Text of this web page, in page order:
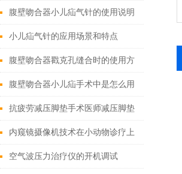
腹壁吻合器小儿疝气针的使用说明
小儿疝气针的应用场景和特点
腹壁吻合器戳克孔缝合时的使用方
法
腹壁吻合器小儿疝手术中是怎么用
的
抗疲劳减压脚垫手术医师减压脚垫
的特点
内窥镜摄像机技术在小动物诊疗上
的应用有哪些?
空气波压力治疗仪的开机调试